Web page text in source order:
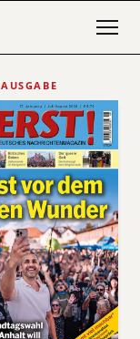
AUSGABE